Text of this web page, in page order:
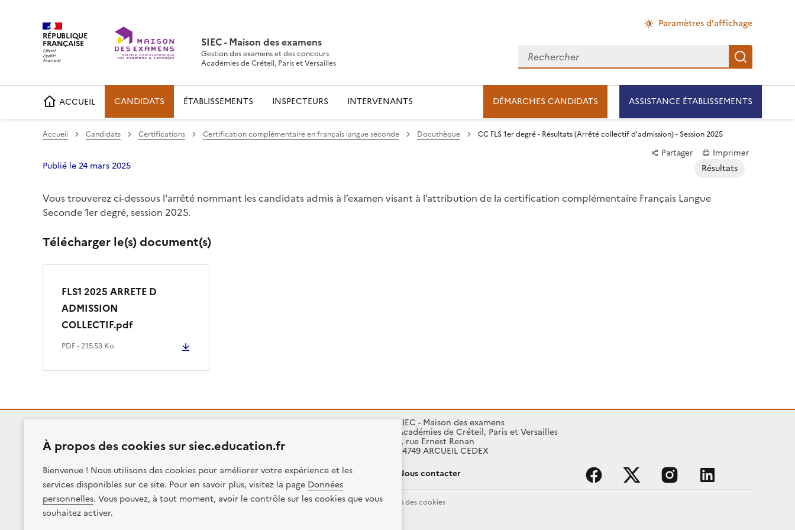
À propos des cookies sur siec.education.fr
Bienvenue ! Nous utilisons des cookies pour améliorer votre expérience et les
services disponibles sur ce site. Pour en savoir plus, visitez la page Données
personnelles. Vous pouvez, à tout moment, avoir le contrôle sur les cookies que vous
souhaitez activer.
RÉPUBLIQUE
FRANÇAISE SIEC - Maison des examens
Gestion des examens et des concours
Académies de Créteil, Paris et Versailles
Paramètres d'affichage
Rechercher
ACCUEIL CANDIDATS ÉTABLISSEMENTS INSPECTEURS INTERVENANTS DÉMARCHES CANDIDATS ASSISTANCE ÉTABLISSEMENTS
Accueil Candidats Certifications Certification complémentaire en français langue seconde Docuthèque CC FLS 1er degré - Résultats (Arrêté collectif d'admission) - Session 2025
Partager Imprimer
Partager sur Facebook
Partager sur Twitter
Partager sur LinkedIn
Partager par email
Copier dans le presse-papier
Publié le 24 mars 2025 Résultats
Vous trouverez ci-dessous l'arrêté nommant les candidats admis à l’examen visant à l’attribution de la certification complémentaire Français Langue
Seconde 1er degré, session 2025.
Télécharger le(s) document(s)
FLS1 2025 ARRETE D
ADMISSION
COLLECTIF.pdf
PDF - 215.53 Ko
RÉPUBLIQUE
FRANÇAISE
SIEC - Maison des examens
Académies de Créteil, Paris et Versailles
7, rue Ernest Renan
94749 ARCUEIL CEDEX
Nous contacter
facebook instagram
Plan du site Presse Accessibilité Mentions légales Données personnelles Gestion des cookies